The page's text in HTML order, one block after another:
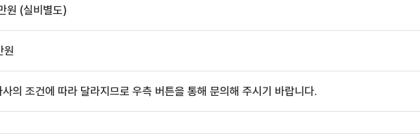
원 (실비별도)
원
사의 조건에 따라 달라지므로 우측 버튼을 통해 문의해 주시기 바랍니다.